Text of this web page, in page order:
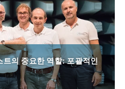
의 중요한 역할: 포괄적인